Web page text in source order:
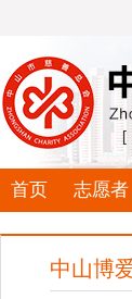
首页 志愿
中山博